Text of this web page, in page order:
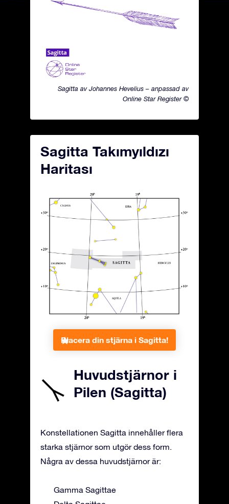
Sagitta av Johannes Hevelius – anpassad av
Online Star Register ©
Sagitta Takımyıldızı
Haritası
Placera din stjärna i Sagitta!
Huvudstjärnor i
Pilen (Sagitta)
Konstellationen Sagitta innehåller flera
starka stjärnor som utgör dess form.
Några av dessa huvudstjärnor är:
Gamma Sagittae